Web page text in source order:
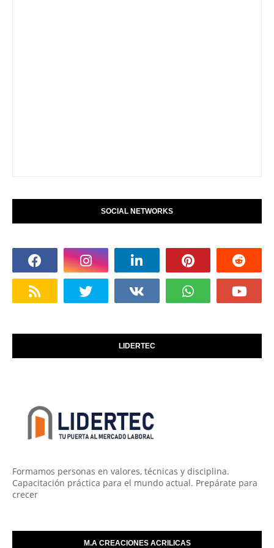
SOCIAL NETWORKS
LIDERTEC
Formamos personas en valores, técnicas y disciplina.
Capacitación práctica para el mundo actual. Prepárate para
crecer
M.A CREACIONES ACRILICAS